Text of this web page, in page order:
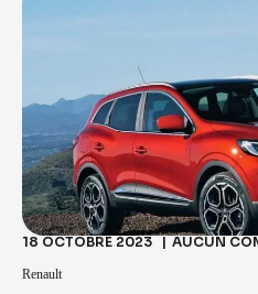
18 OCTOBRE 2023 AUCUN
Renault